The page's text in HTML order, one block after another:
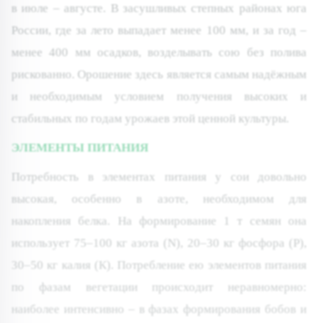
в июле – августе. В засушливых степных районах юга
России, где за лето выпадает менее 100 мм, и за год –
менее 400 мм осадков, возделывать сою без полива
рискованно. Орошение здесь является самым надёжным
и необходимым условием получения высоких и
стабильных по годам урожаев этой ценной культуры.
ЭЛЕМЕНТЫ ПИТАНИЯ
Потребность в элементах питания у сои довольно
высокая, особенно в азоте, необходимом для
накопления белка. На формирование 1 т семян она
использует 75–100 кг азота (N), 20–30 кг фосфора (Р),
30–50 кг калия (К). Потребление ею элементов питания
по фазам вегетации происходит неравномерно:
наиболее интенсивно – в фазах формирования бобов и